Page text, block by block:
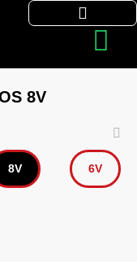
8V
8V 6V